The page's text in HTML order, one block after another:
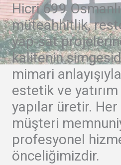
Hicri 699
müteahhitlik,
yap-sat
kalitenin
mimari
estetik ve
yapılar üretir.
müşteri
profesyonel
önceliğimizdir.